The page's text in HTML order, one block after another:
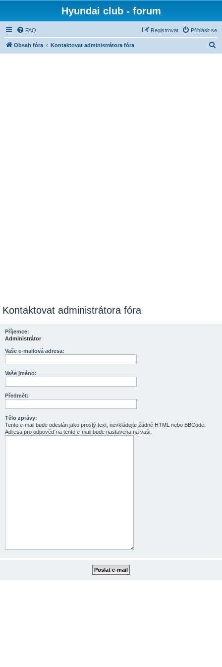
Hyundai club - forum
FAQ Přihlásit se
Registrovat
Obsah fóra Kontaktovat administrátora fóra
Kontaktovat administrátora fóra
Příjemce:
Administrátor
Vaše e-mailová adresa:
Vaše jméno:
Předmět:
Tělo zprávy:
Tento e-mail bude odeslán jako prostý text, nevkládejte žádné HTML nebo BBCode.
Adresa pro odpověď na tento e-mail bude nastavena na vaši.